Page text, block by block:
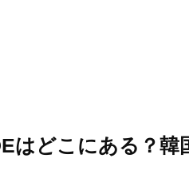
はどこにある？韓